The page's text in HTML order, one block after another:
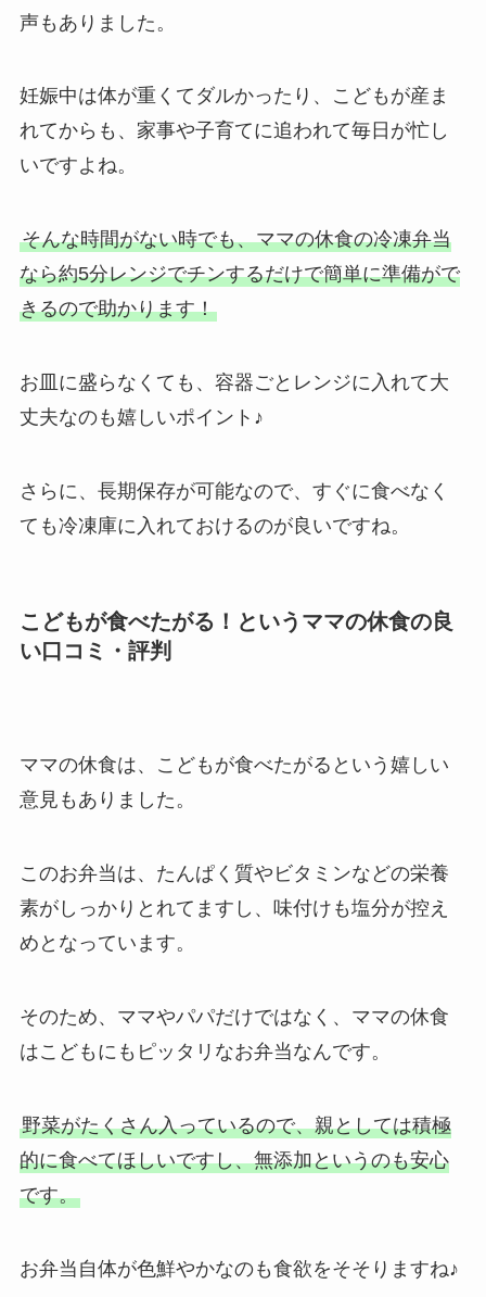
声もありました。
妊娠中は体が重くてダルかったり、こどもが産ま
れてからも、家事や子育てに追われて毎日が忙し
いですよね。
そんな時間がない時でも、ママの休食の冷凍弁当
なら約5分レンジでチンするだけで簡単に準備がで
きるので助かります！
お皿に盛らなくても、容器ごとレンジに入れて大
丈夫なのも嬉しいポイント♪
さらに、長期保存が可能なので、すぐに食べなく
ても冷凍庫に入れておけるのが良いですね。
こどもが食べたがる！というママの休食の良
い口コミ・評判
ママの休食は、こどもが食べたがるという嬉しい
意見もありました。
このお弁当は、たんぱく質やビタミンなどの栄養
素がしっかりとれてますし、味付けも塩分が控え
めとなっています。
そのため、ママやパパだけではなく、ママの休食
はこどもにもピッタリなお弁当なんです。
野菜がたくさん入っているので、親としては積極
的に食べてほしいですし、無添加というのも安心
です。
お弁当自体が色鮮やかなのも食欲をそそりますね♪